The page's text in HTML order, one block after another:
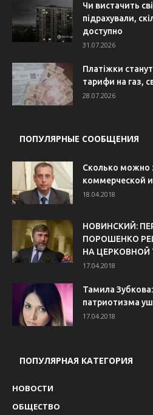
Чи вистачить
підрахували,
доступно
31.07.2026
Платіжки
тарифи на газ,
28.07.2026
ПОПУЛЯРНЫЕ СООБЩЕНИЯ
Сколько можно
коммерческой
18.04.2018
НОВИНСКИЙ:
ПОРОШЕНКО
НА ЦЕРКОВНОЙ
17.04.2018
Тамила
патриотизма
17.04.2018
ПОПУЛЯРНАЯ КАТЕГОРИЯ
НОВОСТИ
ОБЩЕСТВО